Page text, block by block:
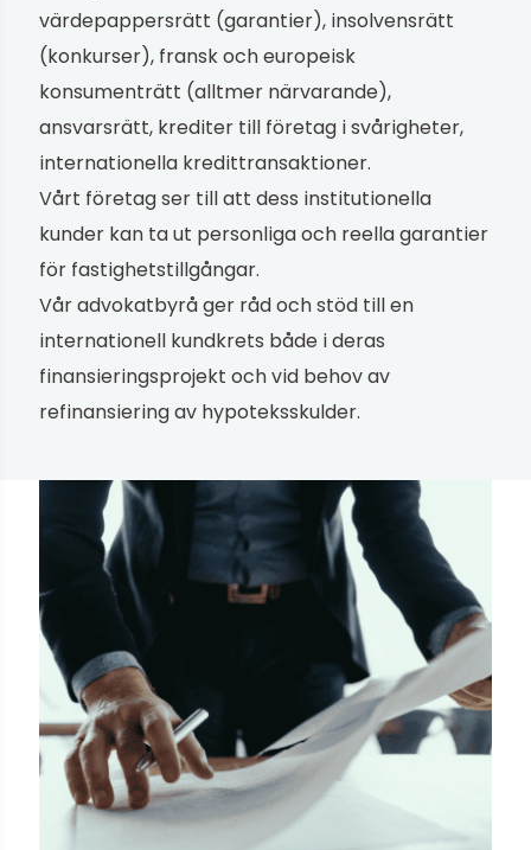
värdepappersrätt (garantier), insolvensrätt
(konkurser), fransk och europeisk
konsumenträtt (alltmer närvarande),
ansvarsrätt, krediter till företag i svårigheter,
internationella kredittransaktioner.
Vårt företag ser till att dess institutionella
kunder kan ta ut personliga och reella garantier
för fastighetstillgångar.
Vår advokatbyrå ger råd och stöd till en
internationell kundkrets både i deras
finansieringsprojekt och vid behov av
refinansiering av hypoteksskulder.